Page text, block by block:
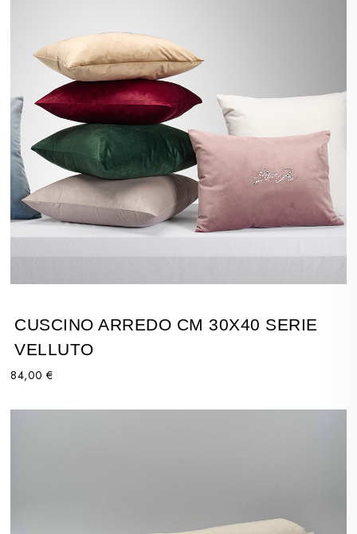
CUSCINO ARREDO CM 30X40 SERIE
VELLUTO
84,00 €